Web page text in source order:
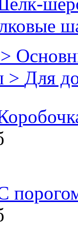
> Для
-